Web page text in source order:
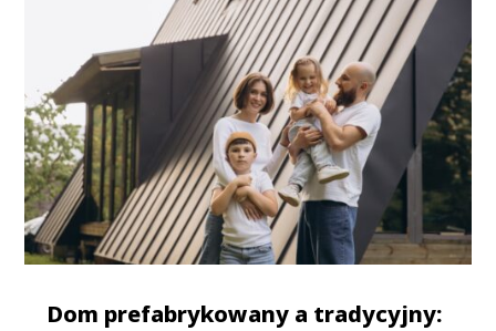
Dom prefabrykowany a tradycyjny: